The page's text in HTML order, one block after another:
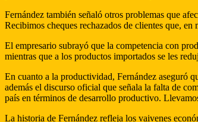
Fernández también señaló otros problemas que
Recibimos cheques rechazados de clientes que,
El empresario subrayó que la competencia con
mientras que a los productos importados se les
En cuanto a la productividad, Fernández aseguró
además el discurso oficial que señala la falta de
país en términos de desarrollo productivo.
La historia de Fernández refleja los vaivenes